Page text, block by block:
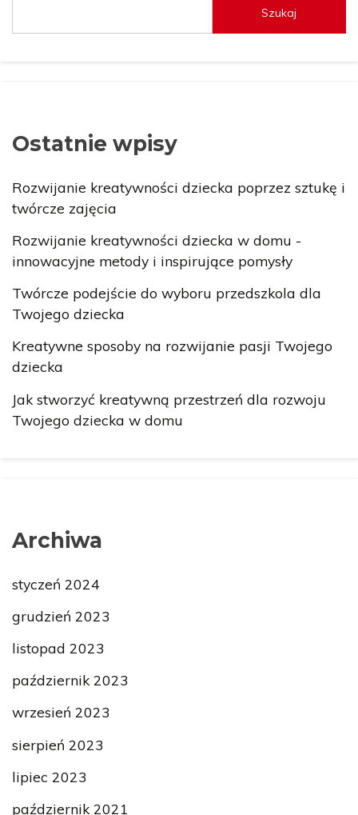
Szukaj
Ostatnie wpisy
Rozwijanie kreatywności dziecka poprzez sztukę i
twórcze zajęcia
Rozwijanie kreatywności dziecka w domu -
innowacyjne metody i inspirujące pomysły
Twórcze podejście do wyboru przedszkola dla
Twojego dziecka
Kreatywne sposoby na rozwijanie pasji Twojego
dziecka
Jak stworzyć kreatywną przestrzeń dla rozwoju
Twojego dziecka w domu
Archiwa
styczeń 2024
grudzień 2023
listopad 2023
październik 2023
wrzesień 2023
sierpień 2023
lipiec 2023
październik 2021